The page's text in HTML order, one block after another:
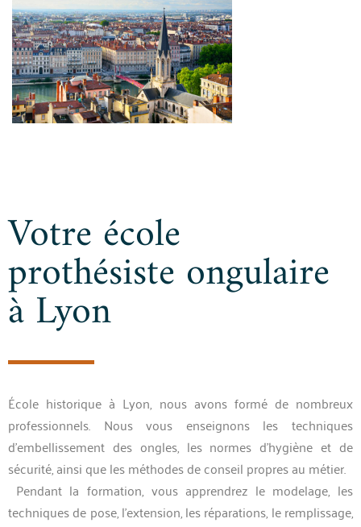
Votre école
prothésiste ongulaire
à Lyon
École historique à Lyon, nous avons formé de nombreux
professionnels. Nous vous enseignons les techniques
d’embellissement des ongles, les normes d’hygiène et de
sécurité, ainsi que les méthodes de conseil propres au métier.
Pendant la formation, vous apprendrez le modelage, les
techniques de pose, l’extension, les réparations, le remplissage,